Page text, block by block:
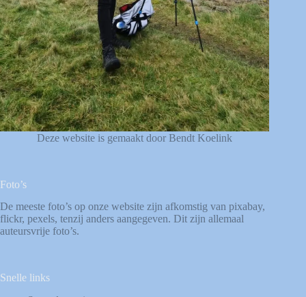
Deze website is gemaakt door Bendt Koelink
Foto’s
De meeste foto’s op onze website zijn afkomstig van pixabay,
flickr, pexels, tenzij anders aangegeven. Dit zijn allemaal
auteursvrije foto’s.
Snelle links